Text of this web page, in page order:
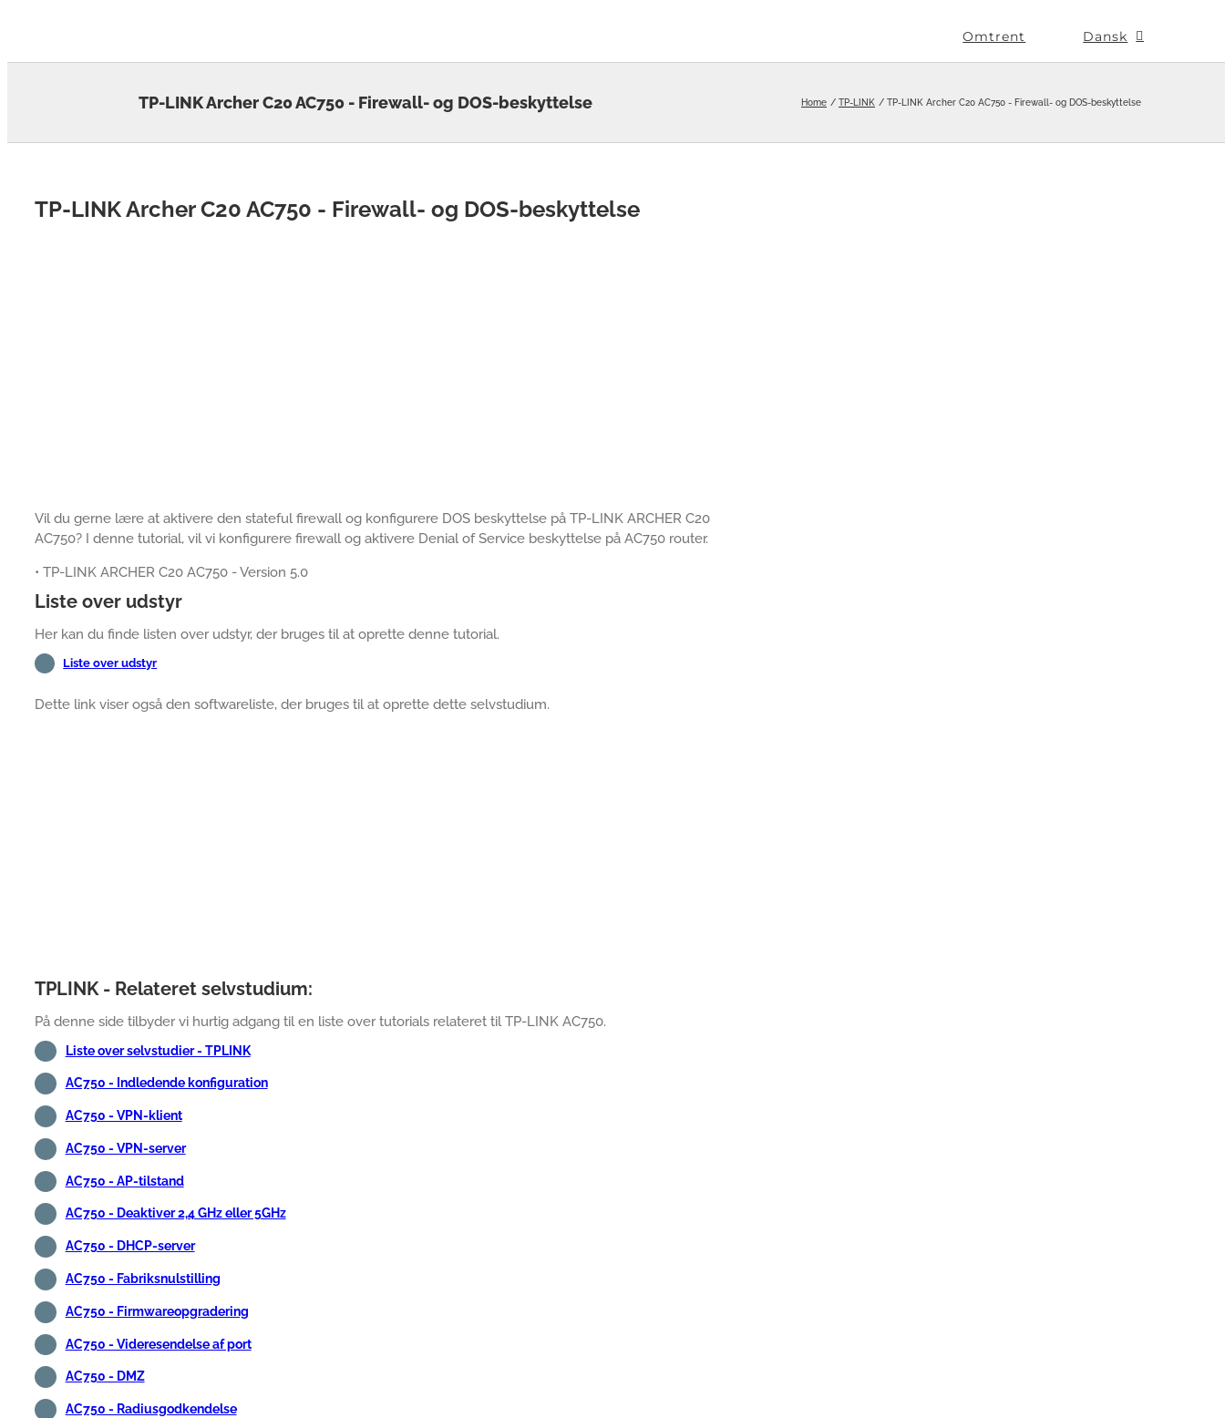
Omtrent Dansk
TP-LINK Archer C20 AC750 - Firewall- og DOS-beskyttelse Home TP-LINK TP-LINK Archer C20 AC750 - Firewall- og DOS-beskyttelse
TP-LINK Archer C20 AC750 - Firewall- og DOS-beskyttelse
Vil du gerne lære at aktivere den stateful firewall og konfigurere DOS beskyttelse på TP-LINK ARCHER C20
AC750? I denne tutorial, vil vi konfigurere firewall og aktivere Denial of Service beskyttelse på AC750 router.
• TP-LINK ARCHER C20 AC750 - Version 5.0
Liste over udstyr
Her kan du finde listen over udstyr, der bruges til at oprette denne tutorial.
Liste over udstyr
Dette link viser også den softwareliste, der bruges til at oprette dette selvstudium.
TPLINK - Relateret selvstudium:
På denne side tilbyder vi hurtig adgang til en liste over tutorials relateret til TP-LINK AC750.
Liste over selvstudier - TPLINK
AC750 - Indledende konfiguration
AC750 - VPN-klient
AC750 - VPN-server
AC750 - AP-tilstand
AC750 - Deaktiver 2,4 GHz eller 5GHz
AC750 - DHCP-server
AC750 - Fabriksnulstilling
AC750 - Firmwareopgradering
AC750 - Videresendelse af port
AC750 - DMZ
AC750 - Radiusgodkendelse